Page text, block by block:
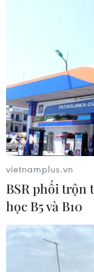
Chủ động ứng
hậu trong thời
05/08/2026 14:57
Gần 40 điểm bị
tại Lào Cai
05/08/2026 14:56
Bão số 3 gây gió
vùng biển phía
vietnamplus.vn
BSR phối trộn
học B5 và B10